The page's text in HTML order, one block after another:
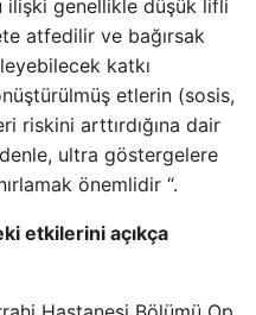
ilişki genellikle düşük lifli
atfedilir ve bağırsak
katkı
etlerin (sosis,
riskini arttırdığına dair
ultra göstergelere
önemlidir “.
etkilerini açıkça